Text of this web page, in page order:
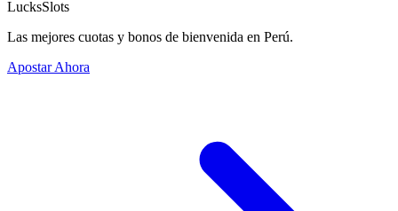
LucksSlots
Las mejores cuotas y bonos de bienvenida en Perú.
Apostar Ahora